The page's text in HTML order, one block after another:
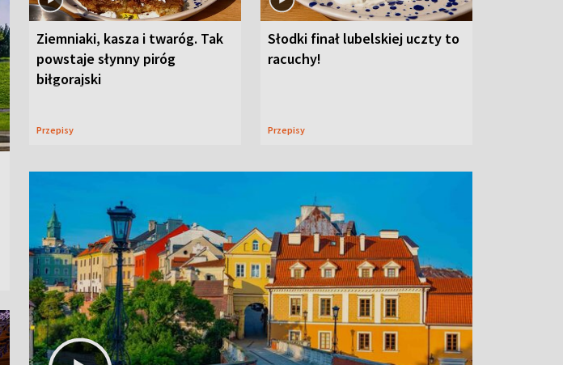
Ziemniaki, kasza i twaróg. Tak
powstaje słynny piróg
biłgorajski
Przepisy
Słodki finał lubelskiej uczty to
racuchy!
Przepisy